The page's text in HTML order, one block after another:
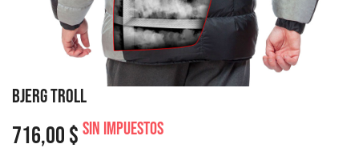
BJERG TROLL
716,00 $ Sin impuestos